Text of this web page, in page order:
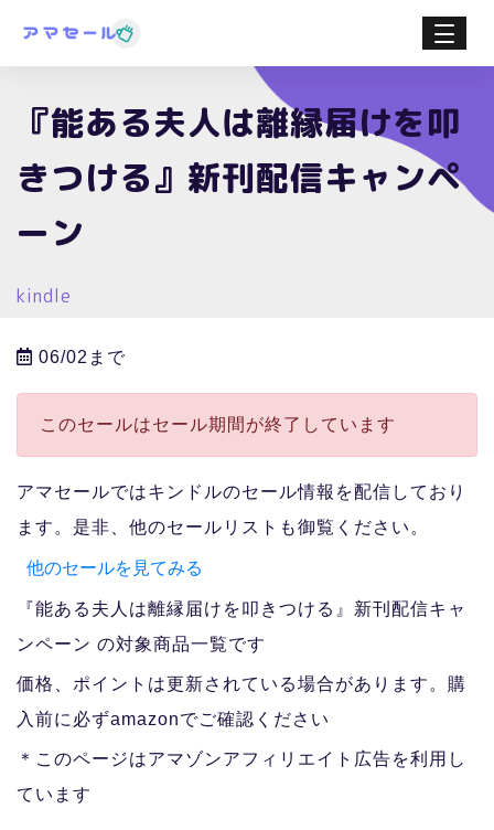
『能ある夫人は離縁届けを叩
きつける』新刊配信キャンペ
ーン
kindle
06/02まで
このセールはセール期間が終了しています
アマセールではキンドルのセール情報を配信しており
ます。是非、他のセールリストも御覧ください。
他のセールを見てみる
『能ある夫人は離縁届けを叩きつける』新刊配信キャ
ンペーン の対象商品一覧です
価格、ポイントは更新されている場合があります。購
入前に必ずamazonでご確認ください
＊このページはアマゾンアフィリエイト広告を利用し
ています